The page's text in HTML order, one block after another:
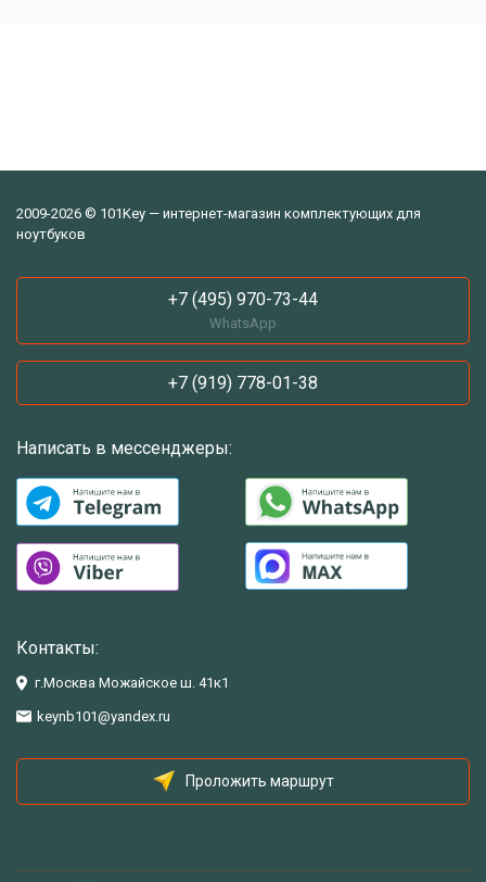
2009-2026 © 101Key — интернет-магазин комплектующих для
ноутбуков
+7 (495) 970-73-44
WhatsApp
+7 (919) 778-01-38
Написать в мессенджеры:
Контакты:
г.Москва Можайское ш. 41к1
keynb101@yandex.ru
Проложить маршрут